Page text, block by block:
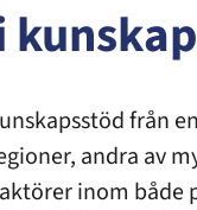
från
andra av
inom både